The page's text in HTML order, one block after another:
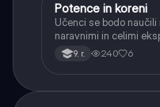
Matematika
Potence in koreni
Učenci se bodo
naravnimi in celimi
računanje z njimi.
kubične korene ter
9. r. 240 6